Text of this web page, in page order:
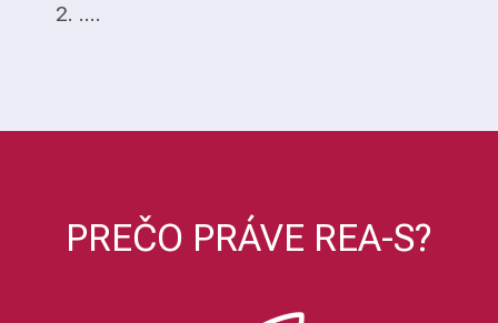
2. ....
PREČO PRÁVE REA-S?